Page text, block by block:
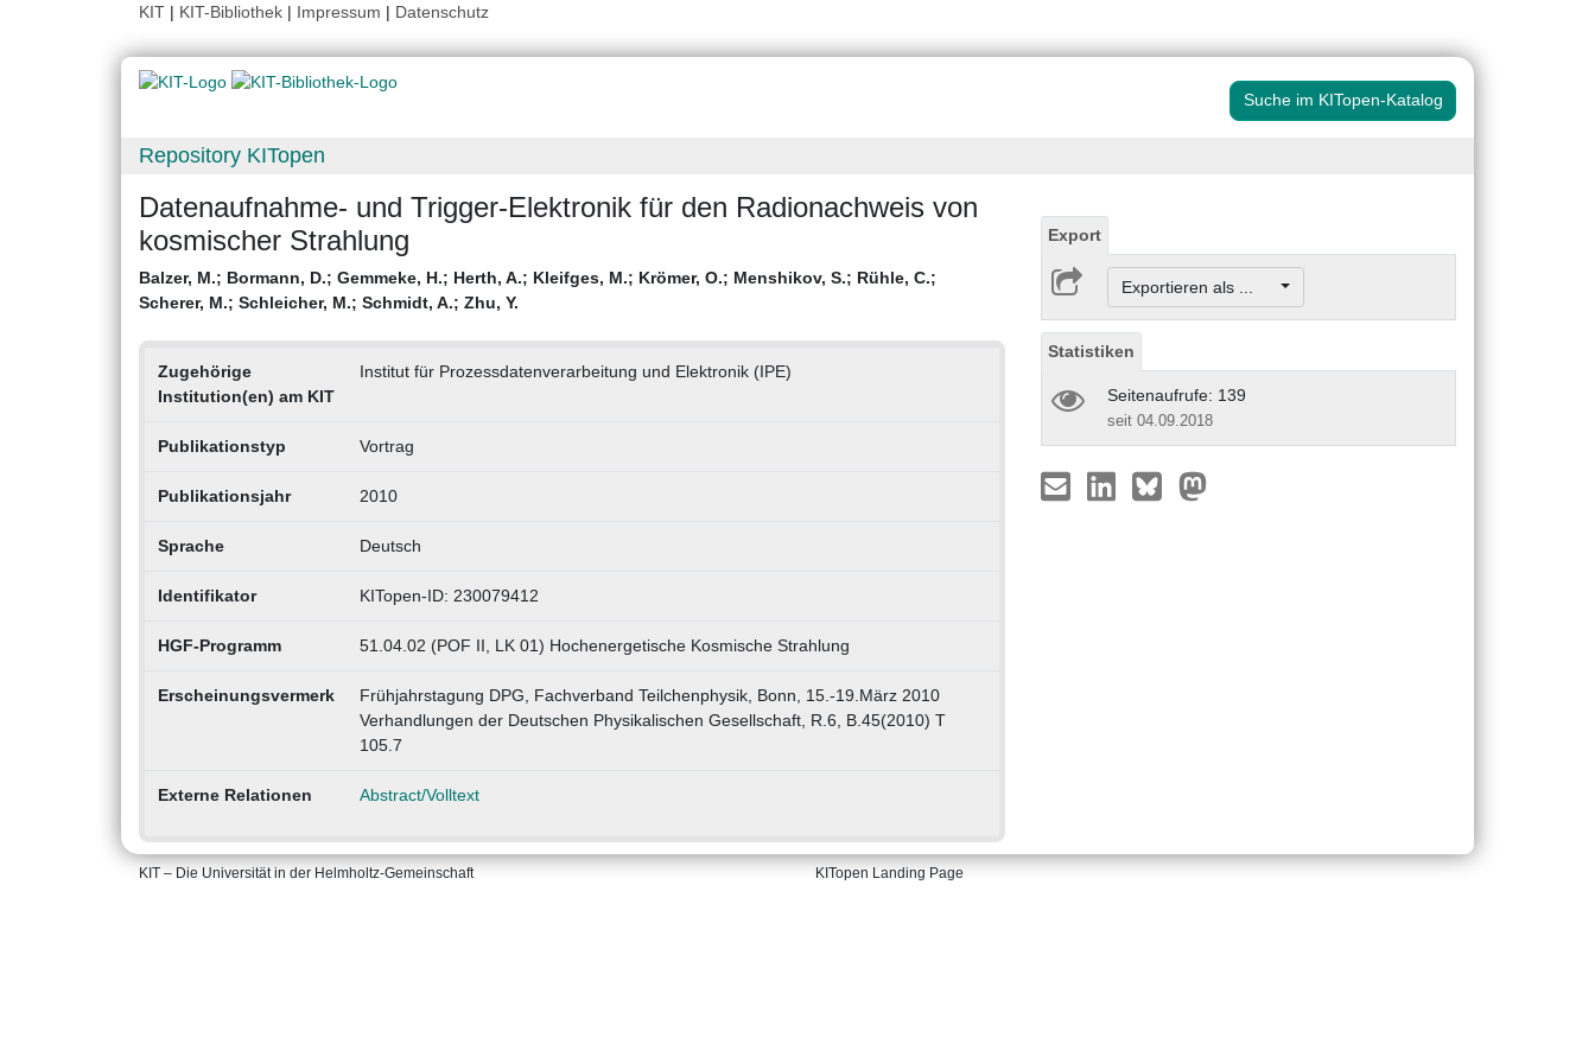
KIT | KIT-Bibliothek | Impressum | Datenschutz
Suche im KITopen-Katalog
Repository KITopen
Datenaufnahme- und Trigger-Elektronik für den Radionachweis von
kosmischer Strahlung
Balzer, M.; Bormann, D.; Gemmeke, H.; Herth, A.; Kleifges, M.; Krömer, O.; Menshikov, S.; Rühle, C.;
Scherer, M.; Schleicher, M.; Schmidt, A.; Zhu, Y.
Zugehörige
Institution(en) am KIT
Institut für Prozessdatenverarbeitung und Elektronik (IPE)
Publikationstyp Vortrag
Publikationsjahr 2010
Sprache Deutsch
Identifikator KITopen-ID: 230079412
HGF-Programm 51.04.02 (POF II, LK 01) Hochenergetische Kosmische Strahlung
Erscheinungsvermerk
Frühjahrstagung DPG, Fachverband Teilchenphysik, Bonn, 15.-19.März 2010
Verhandlungen der Deutschen Physikalischen Gesellschaft, R.6, B.45(2010) T
105.7
Externe Relationen Abstract/Volltext
Export
Exportieren als ...
Statistiken
Seitenaufrufe: 139
seit 04.09.2018
KIT – Die Universität in der Helmholtz-Gemeinschaft KITopen Landing Page